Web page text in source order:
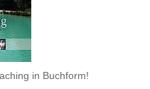
in Buchform!